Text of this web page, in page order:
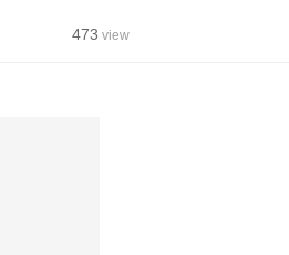
473 view